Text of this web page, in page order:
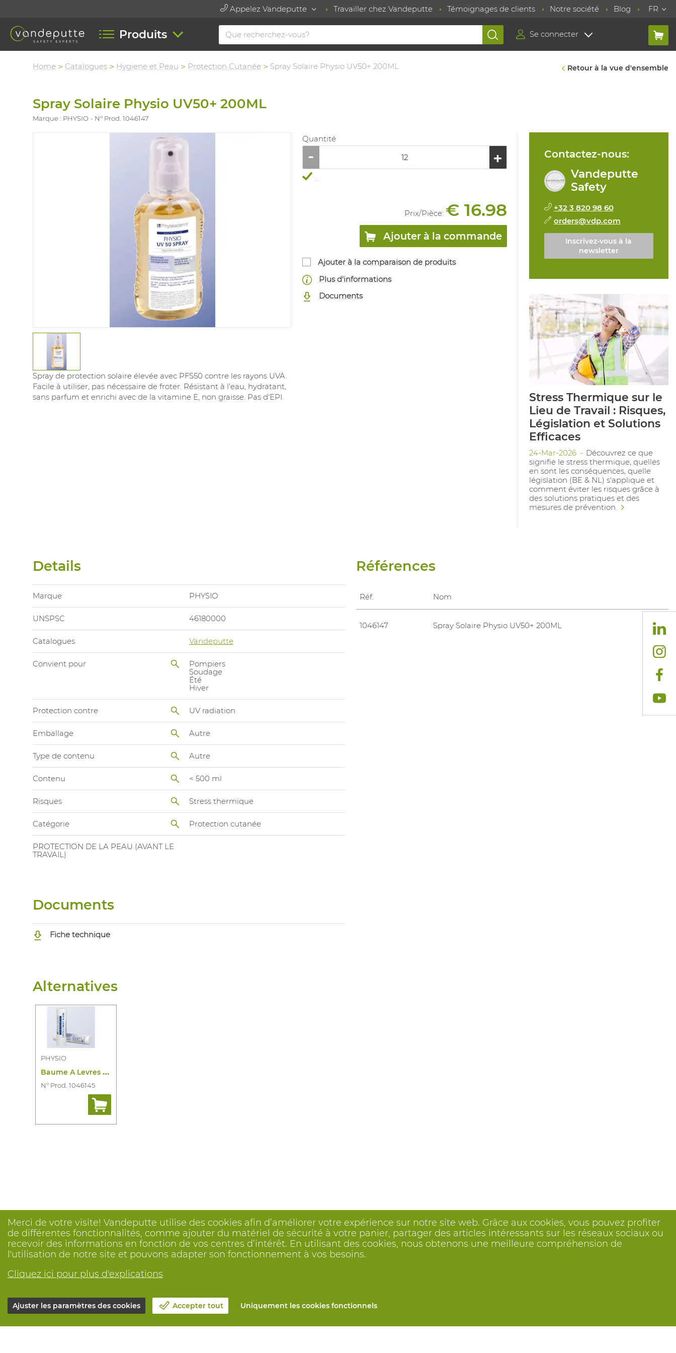
Appelez Vandeputte Travailler chez Vandeputte Témoignages de clients Notre société Blog FR
Produits Se connecter
Home Catalogues Hygiene et Peau Protection Cutanée Spray Solaire Physio UV50+ 200ML Retour à la vue d'ensemble
Spray Solaire Physio UV50+ 200ML
Marque : PHYSIO N° Prod. 1046147
Spray de protection solaire élevée avec PFS50 contre les rayons UVA.
Facile à utiliser, pas nécessaire de froter. Résistant à l'eau, hydratant,
sans parfum et enrichi avec de la vitamine E, non graisse. Pas d'EPI.
Quantité
...
Prix/Pièce: € 16.98
Ajouter à la commande
Ajouter à la comparaison de produits
Plus d'informations
Documents
Contactez-nous:
Vandeputte
Safety
+32 3 820 98 60
orders@vdp.com
Inscrivez-vous à la
newsletter
Stress Thermique sur le
Lieu de Travail : Risques,
Législation et Solutions
Efficaces
24-Mar-2026
Découvrez ce que
signifie le stress thermique, quelles
en sont les conséquences, quelle
législation (BE & NL) s'applique et
comment éviter les risques grâce à
des solutions pratiques et des
mesures de prévention.
Details
Marque PHYSIO
UNSPSC 46180000
Catalogues Vandeputte
Convient pour
Pompiers
Soudage
Été
Hiver
Protection contre UV radiation
Emballage Autre
Type de contenu Autre
Contenu < 500 ml
Risques Stress thermique
Catégorie Protection cutanée
PROTECTION DE LA PEAU (AVANT LE
TRAVAIL)
Références
Réf. Nom
1046147 Spray Solaire Physio UV50+ 200ML
Documents
Fiche technique
Alternatives
PHYSIO
B
aume A Levres Soleil et Froide
N° Prod. 1046145
Merci de votre visite! Vandeputte utilise des cookies afin d’améliorer votre expérience sur notre site web. Grâce aux cookies, vous pouvez profiter
de différentes fonctionnalités, comme ajouter du matériel de sécurité à votre panier, partager des articles intéressants sur les réseaux sociaux ou
recevoir des informations en fonction de vos centres d’intérêt. En utilisant des cookies, nous obtenons une meilleure compréhension de
l'utilisation de notre site et pouvons adapter son fonctionnement à vos besoins.
Cliquez ici pour plus d'explications
Ajuster les paramètres des cookies Accepter tout Uniquement les cookies fonctionnels